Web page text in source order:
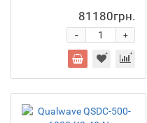
81180грн.
+
-